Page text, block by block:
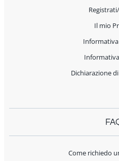
Il mio
Dichiarazione
Come richiedo